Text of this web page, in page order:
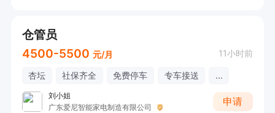
仓管员
4500-5500 元/月 11小时前
杏坛 社保齐全 免费停车 专车接送 ...
刘小姐
广东爱尼智能家电制造有限公司
申请